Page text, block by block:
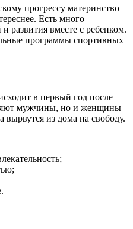
прогрессу материнство
Есть много
развития вместе с ребенком.
программы спортивных
в первый год после
мужчины, но и женщины
вырвутся из дома на свободу.